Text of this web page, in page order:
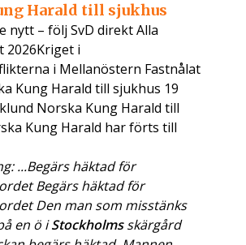
Harald till sjukhus
nytt – följ SvD direkt Alla
2026Kriget i
i Mellanöstern Fastnålat
Kung Harald till sjukhus 19
Norska Kung Harald till
Kung Harald har förts till
...Begärs häktad för
Begärs häktad för
Den man som misstänks
en ö iStockholmsskärgård